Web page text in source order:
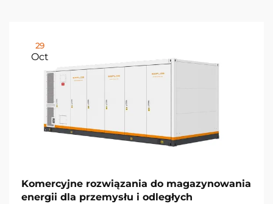
29
Oct
Komercyjne rozwiązania do magazynowania
energii dla przemysłu i odległych